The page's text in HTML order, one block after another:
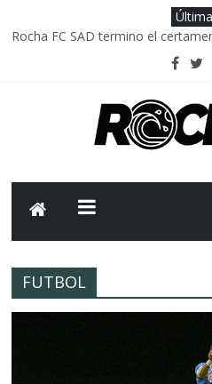
Rocha FC SAD termino el
Delegación parlamentaria
Caso Charles Carrera: la causa
Criminalidad en Uruguay: menos
FUTBOL